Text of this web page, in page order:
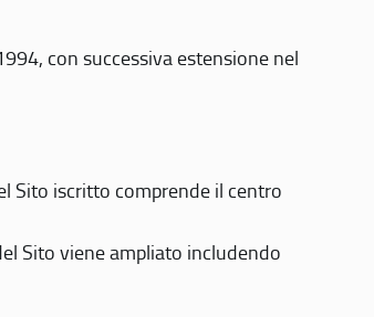
con successiva estensione nel
Sito iscritto comprende il centro
Sito viene ampliato includendo